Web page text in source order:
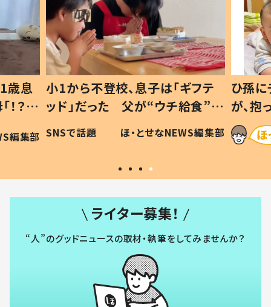
歳息
？」
編集部
小1から不登校、息子は「ギフテ
ッド」だった 父が“ウチ給食”を
作り続ける理由とは #令和の親
#令和の子
SNSで話題 ほ・とせなNEWS編集部
ひ孫
が、
「涙が
い」
ライター募集！
“人”のグッドニュースの取材・執筆をしてみませんか？